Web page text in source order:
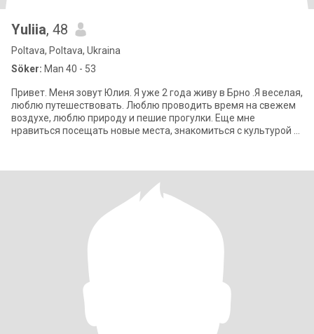
Yuliia, 48
Poltava, Poltava, Ukraina
Söker: Man 40 - 53
Привет. Меня зовут Юлия. Я уже 2 года живу в Брно .Я веселая,
люблю путешествовать. Люблю проводить время на свежем
воздухе, люблю природу и пешие прогулки. Еще мне
нравиться посещать новые места, знакомиться с культурой и